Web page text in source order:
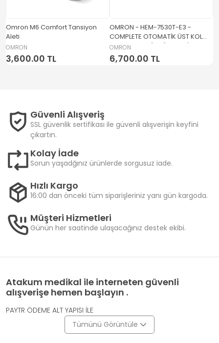
Omron M6 Comfort Tansiyon
Aleti
OMRON
3,600.00 TL
OMRON - HEM-7530T-E3 -
COMPLETE OTOMATİK ÜST KOL
KAN BASINCI ÖLÇÜM ALETİ + EKG
OMRON
6,700.00 TL
Güvenli Alışveriş
SSL güvenlik sertifikası ile güvenli alışverişin keyfini
çıkartın.
Kolay İade
Sorun yaşadğınız ürünlerde sorgusuz iade.
Hızlı Kargo
16:00 dan önceki tüm siparişleriniz yanı gün kargoda.
Müşteri Hizmetleri
Günün her saatinde ulaşacağınız destek ekibi.
Atakum medikal ile interneten güvenli
alışverişe hemen başlayın .
PAYTR ÖDEME ALT YAPISI İLE
Tümünü Görüntüle